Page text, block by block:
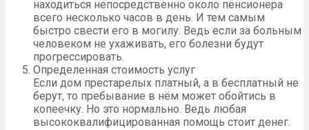
находиться непосредственно около пенсионера
всего несколько часов в день. И тем самым
быстро свести его в могилу. Ведь если за больным
человеком не ухаживать, его болезни будут
прогрессировать.
Определенная стоимость услуг
Если дом престарелых платный, а в бесплатный не
берут, то пребывание в нём может обойтись в
копеечку. Но это нормально. Ведь любая
высококвалифицированная помощь стоит денег.